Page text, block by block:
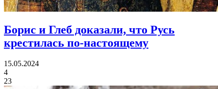
Борис и Глеб доказали, что Русь
крестилась по-настоящему
15.05.2024
4
23